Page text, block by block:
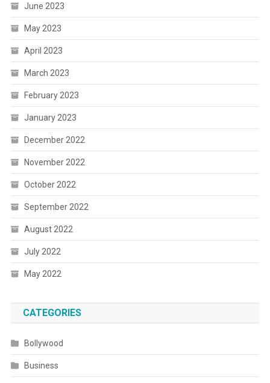
June 2023
May 2023
April 2023
March 2023
February 2023
January 2023
December 2022
November 2022
October 2022
September 2022
August 2022
July 2022
May 2022
CATEGORIES
Bollywood
Business